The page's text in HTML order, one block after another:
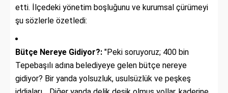
etti. İlçedeki yönetim boşluğunu ve kurumsal çürümeyi
şu sözlerle özetledi:
Bütçe Nereye Gidiyor?: "Peki soruyoruz; 400 bin
Tepebaşılı adına belediyeye gelen bütçe nereye
gidiyor? Bir yanda yolsuzluk, usulsüzlük ve peşkeş